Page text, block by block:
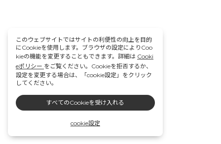
このウェブサイトではサイトの利便性の向上を目的
にCookieを使用します。ブラウザの設定によりCoo
kieの機能を変更することもできます。詳細は Cooki
eポリシー をご覧ください。Cookieを拒否するか、
設定を変更する場合は、「cookie設定」をクリック
してください。
すべてのCookieを受け入れる
cookie設定